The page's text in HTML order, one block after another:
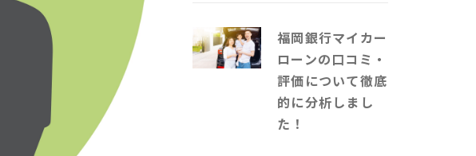
福岡銀行マイカー
ローンの口コミ・
評価について徹底
的に分析しまし
た！